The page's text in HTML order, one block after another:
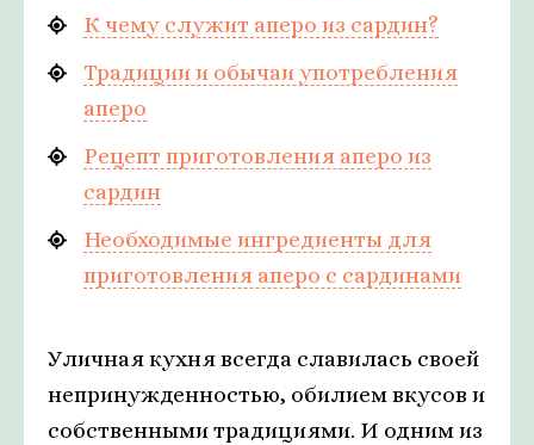
К чему служит аперо из сардин?
Традиции и обычаи употребления
аперо
Рецепт приготовления аперо из
сардин
Необходимые ингредиенты для
приготовления аперо с сардинами
Уличная кухня всегда славилась своей
непринужденностью, обилием вкусов и
собственными традициями. И одним из